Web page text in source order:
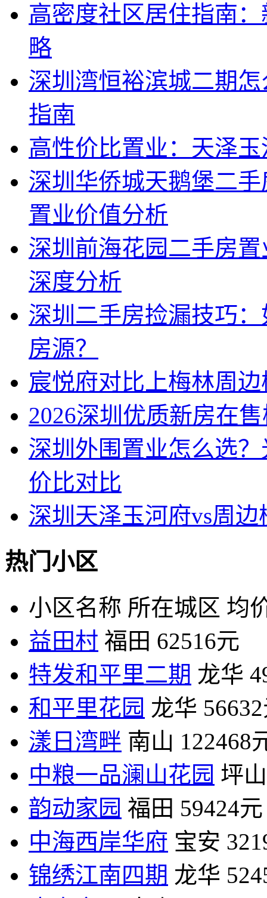
高密度社区居住指南
略
深圳湾恒裕滨城二期
指南
高性价比置业：天泽
深圳华侨城天鹅堡二
置业价值分析
深圳前海花园二手房
深度分析
深圳二手房捡漏技巧
房源？
宸悦府对比上梅林周
2026深圳优质新房在
深圳外围置业怎么选
价比对比
深圳天泽玉河府vs周
热门小区
小区名称 所在城区 均
益田村 福田 62516元
特发和平里二期 龙华
和平里花园 龙华
漾日湾畔 南山 122468
中粮一品澜山花园 坪山
韵动家园 福田 59424元
中海西岸华府 宝安
锦绣江南四期 龙华